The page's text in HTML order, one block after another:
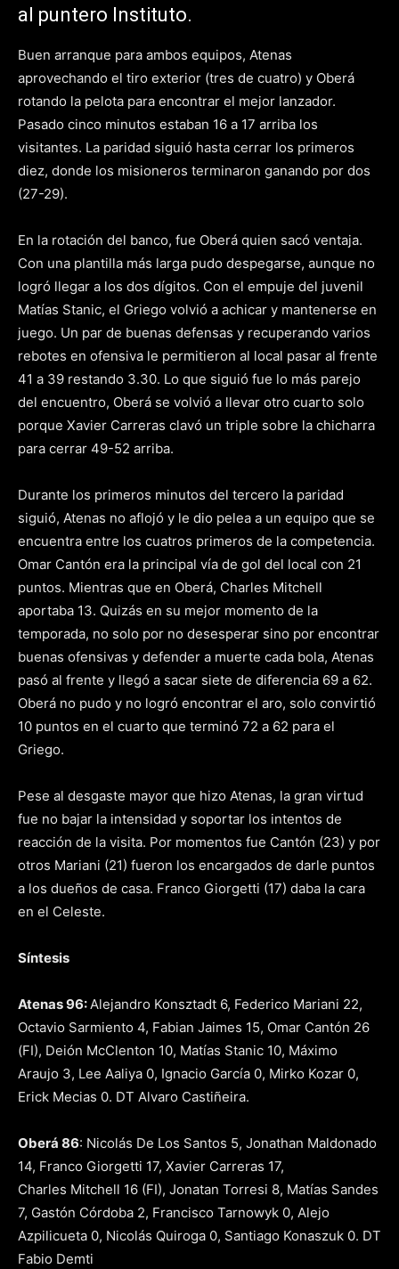
al puntero Instituto.
Buen arranque para ambos equipos, Atenas
aprovechando el tiro exterior (tres de cuatro) y Oberá
rotando la pelota para encontrar el mejor lanzador.
Pasado cinco minutos estaban 16 a 17 arriba los
visitantes. La paridad siguió hasta cerrar los primeros
diez, donde los misioneros terminaron ganando por dos
(27-29).
En la rotación del banco, fue Oberá quien sacó ventaja.
Con una plantilla más larga pudo despegarse, aunque no
logró llegar a los dos dígitos. Con el empuje del juvenil
Matías Stanic, el Griego volvió a achicar y mantenerse en
juego. Un par de buenas defensas y recuperando varios
rebotes en ofensiva le permitieron al local pasar al frente
41 a 39 restando 3.30. Lo que siguió fue lo más parejo
del encuentro, Oberá se volvió a llevar otro cuarto solo
porque Xavier Carreras clavó un triple sobre la chicharra
para cerrar 49-52 arriba.
Durante los primeros minutos del tercero la paridad
siguió, Atenas no aflojó y le dio pelea a un equipo que se
encuentra entre los cuatros primeros de la competencia.
Omar Cantón era la principal vía de gol del local con 21
puntos. Mientras que en Oberá, Charles Mitchell
aportaba 13. Quizás en su mejor momento de la
temporada, no solo por no desesperar sino por encontrar
buenas ofensivas y defender a muerte cada bola, Atenas
pasó al frente y llegó a sacar siete de diferencia 69 a 62.
Oberá no pudo y no logró encontrar el aro, solo convirtió
10 puntos en el cuarto que terminó 72 a 62 para el
Griego.
Pese al desgaste mayor que hizo Atenas, la gran virtud
fue no bajar la intensidad y soportar los intentos de
reacción de la visita. Por momentos fue Cantón (23) y por
otros Mariani (21) fueron los encargados de darle puntos
a los dueños de casa. Franco Giorgetti (17) daba la cara
en el Celeste.
Síntesis
Atenas 96:Alejandro Konsztadt 6, Federico Mariani 22,
Octavio Sarmiento 4, Fabian Jaimes 15, Omar Cantón 26
(FI), Deión McClenton 10, Matías Stanic 10, Máximo
Araujo 3, Lee Aaliya 0, Ignacio García 0, Mirko Kozar 0,
Erick Mecias 0. DT Alvaro Castiñeira.
Oberá 86: Nicolás De Los Santos 5, Jonathan Maldonado
14, Franco Giorgetti 17, Xavier Carreras 17,
Charles Mitchell 16 (FI), Jonatan Torresi 8, Matías Sandes
7, Gastón Córdoba 2, Francisco Tarnowyk 0, Alejo
Azpilicueta 0, Nicolás Quiroga 0, Santiago Konaszuk 0. DT
Fabio Demti